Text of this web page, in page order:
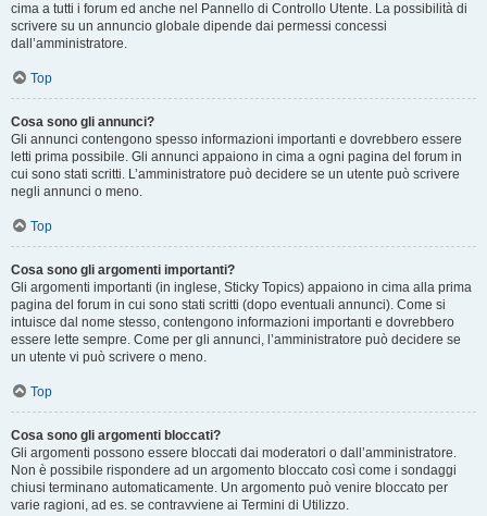
cima a tutti i forum ed anche nel Pannello di Controllo Utente. La possibilità di
scrivere su un annuncio globale dipende dai permessi concessi
dall’amministratore.
Top
Cosa sono gli annunci?
Gli annunci contengono spesso informazioni importanti e dovrebbero essere
letti prima possibile. Gli annunci appaiono in cima a ogni pagina del forum in
cui sono stati scritti. L’amministratore può decidere se un utente può scrivere
negli annunci o meno.
Top
Cosa sono gli argomenti importanti?
Gli argomenti importanti (in inglese, Sticky Topics) appaiono in cima alla prima
pagina del forum in cui sono stati scritti (dopo eventuali annunci). Come si
intuisce dal nome stesso, contengono informazioni importanti e dovrebbero
essere lette sempre. Come per gli annunci, l’amministratore può decidere se
un utente vi può scrivere o meno.
Top
Cosa sono gli argomenti bloccati?
Gli argomenti possono essere bloccati dai moderatori o dall’amministratore.
Non è possibile rispondere ad un argomento bloccato così come i sondaggi
chiusi terminano automaticamente. Un argomento può venire bloccato per
varie ragioni, ad es. se contravviene ai Termini di Utilizzo.